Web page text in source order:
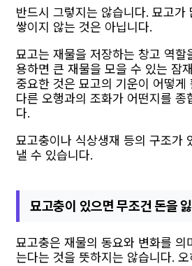
반드시 그렇지는 않습니다. 묘고가
쌓이지 않는 것은 아닙니다.
묘고는 재물을 저장하는 창고 역
용하면 큰 재물을 모을 수 있는 잠
중요한 것은 묘고의 기운이 어떻게
다른 오행과의 조화가 어떤지를 종
다.
묘고충이나 식상생재 등의 구조가
낼 수 있습니다.
묘고충이 있으면 무조건 돈을
묘고충은 재물의 동요와 변화를 의
는다는 것을 뜻하지는 않습니다.